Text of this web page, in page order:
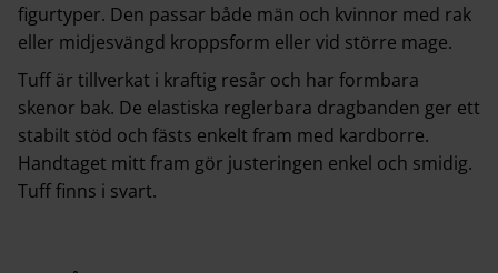
figurtyper. Den passar både män och kvinnor med rak
eller midjesvängd kroppsform eller vid större mage.
Tuff är tillverkat i kraftig resår och har formbara
skenor bak. De elastiska reglerbara dragbanden ger ett
stabilt stöd och fästs enkelt fram med kardborre.
Handtaget mitt fram gör justeringen enkel och smidig.
Tuff finns i svart.